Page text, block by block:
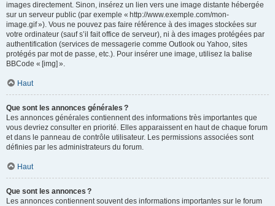
images directement. Sinon, insérez un lien vers une image distante hébergée
sur un serveur public (par exemple « http://www.exemple.com/mon-
image.gif »). Vous ne pouvez pas faire référence à des images stockées sur
votre ordinateur (sauf s’il fait office de serveur), ni à des images protégées par
authentification (services de messagerie comme Outlook ou Yahoo, sites
protégés par mot de passe, etc.). Pour insérer une image, utilisez la balise
BBCode « [img] ».
Haut
Que sont les annonces générales ?
Les annonces générales contiennent des informations très importantes que
vous devriez consulter en priorité. Elles apparaissent en haut de chaque forum
et dans le panneau de contrôle utilisateur. Les permissions associées sont
définies par les administrateurs du forum.
Haut
Que sont les annonces ?
Les annonces contiennent souvent des informations importantes sur le forum